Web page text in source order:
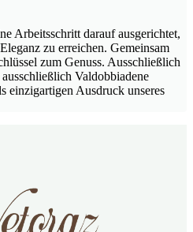
Arbeitsschritt darauf ausgerichtet,
zu erreichen. Gemeinsam
zum Genuss. Ausschließlich
Valdobbiadene
Ausdruck unseres